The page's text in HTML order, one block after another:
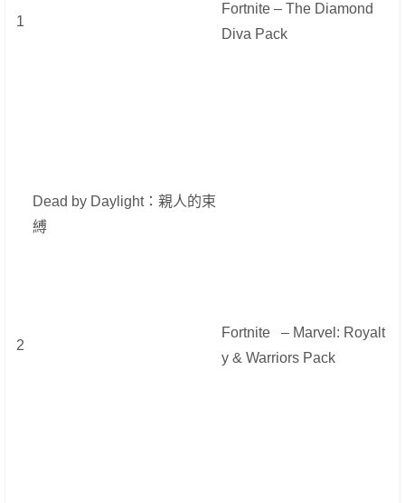
1
Fortnite – The Diamond
Diva Pack
2
Dead by Daylight：親人的束
縛
Fortnite – Marvel: Royalt
y & Warriors Pack